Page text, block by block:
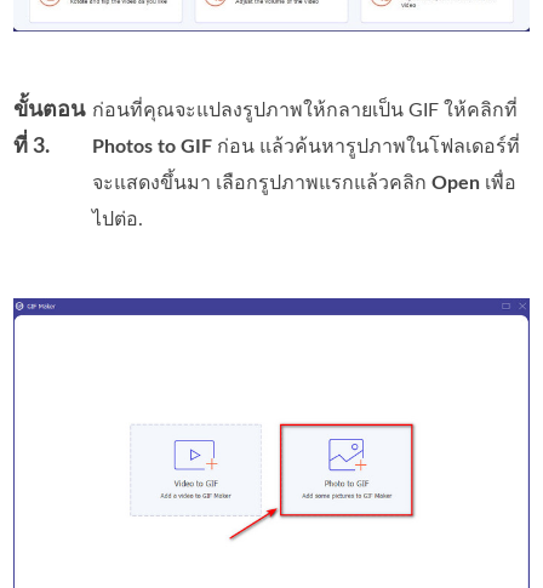
ขั้นตอน
ที่ 3.
ก่อนที่คุณจะแปลงรูปภาพให้กลายเป็น GIF ให้คลิกที่
Photos to GIF ก่อน แล้วค้นหารูปภาพในโฟลเดอร์ที่
จะแสดงขึ้นมา เลือกรูปภาพแรกแล้วคลิกOpen เพื่อ
ไปต่อ.